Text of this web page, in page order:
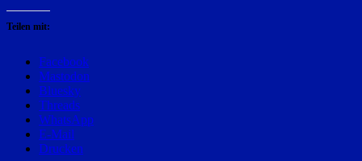
Teilen mit:
Facebook
Mastodon
Bluesky
Threads
WhatsApp
E-Mail
Drucken